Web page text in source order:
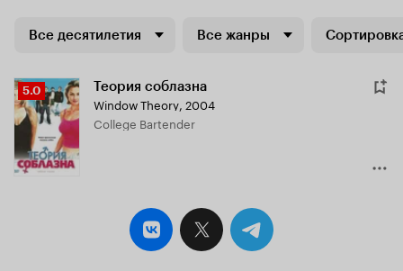
Все десятилетия Все жанры
Рейтинг
Кинопоиска
5.0
5.0 Теория соблазна
Window Theory, 2004
College Bartender